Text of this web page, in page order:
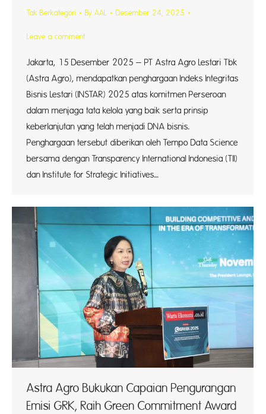
Tak Berkategori By AAL Desember 24, 2025
Leave a comment
Jakarta, 15 Desember 2025 – PT Astra Agro Lestari Tbk
(Astra Agro), mendapatkan penghargaan Indeks Integritas
Bisnis Lestari (INSTAR) 2025 atas komitmen Perseroan
dalam menjaga tata kelola yang baik serta prinsip
keberlanjutan yang telah menjadi DNA bisnis.
Penghargaan tersebut diberikan oleh Tempo Data Science
bersama dengan Transparency International Indonesia (TII)
dan Institute for Strategic Initiatives…
⁠Astra Agro Bukukan Capaian Pengurangan
Emisi GRK, Raih Green Commitment Award